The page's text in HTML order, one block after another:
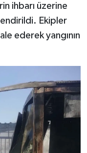
ihbarı üzerine
Ekipler
ederek yangının